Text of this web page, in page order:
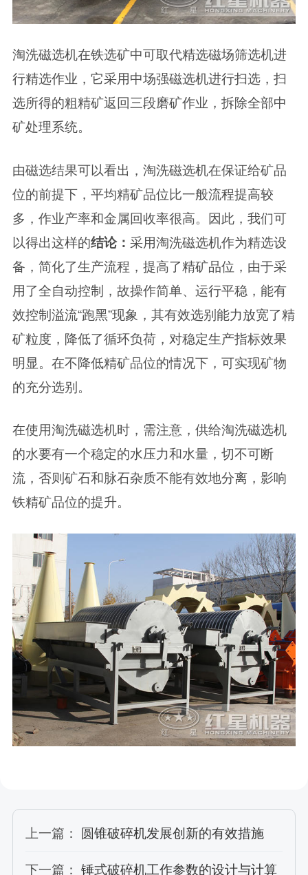
淘洗磁选机在铁选矿中可取代精选磁场筛选机进
行精选作业，它采用中场强磁选机进行扫选，扫
选所得的粗精矿返回三段磨矿作业，拆除全部中
矿处理系统。
由磁选结果可以看出，淘洗磁选机在保证给矿品
位的前提下，平均精矿品位比一般流程提高较
多，作业产率和金属回收率很高。因此，我们可
以得出这样的结论： 采用淘洗磁选机作为精选设
备，简化了生产流程，提高了精矿品位，由于采
用了全自动控制，故操作简单、运行平稳，能有
效控制溢流“跑黑”现象，其有效选别能力放宽了精
矿粒度，降低了循环负荷，对稳定生产指标效果
明显。在不降低精矿品位的情况下，可实现矿物
的充分选别。
在使用淘洗磁选机时，需注意，供给淘洗磁选机
的水要有一个稳定的水压力和水量，切不可断
流，否则矿石和脉石杂质不能有效地分离，影响
铁精矿品位的提升。
上一篇： 圆锥破碎机发展创新的有效措施
下一篇： 锤式破碎机工作参数的设计与计算